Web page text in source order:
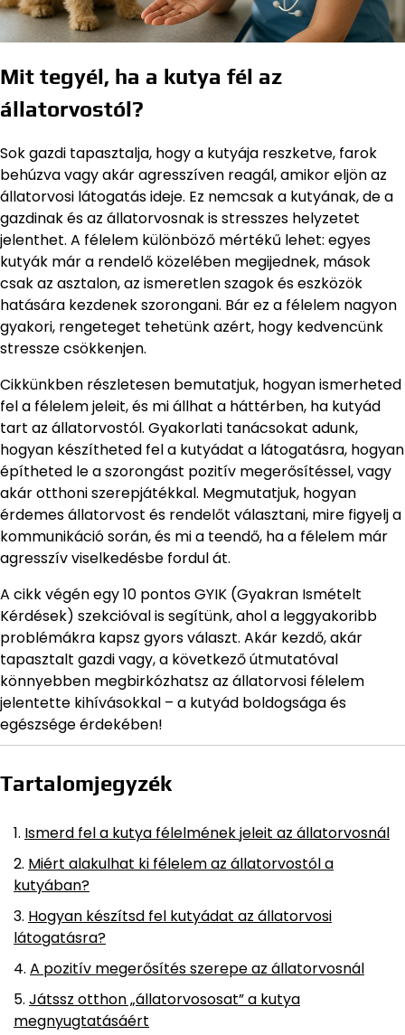
Mit tegyél, ha a kutya fél az
állatorvostól?
Sok gazdi tapasztalja, hogy a kutyája reszketve, farok
behúzva vagy akár agresszíven reagál, amikor eljön az
állatorvosi látogatás ideje. Ez nemcsak a kutyának, de a
gazdinak és az állatorvosnak is stresszes helyzetet
jelenthet. A félelem különböző mértékű lehet: egyes
kutyák már a rendelő közelében megijednek, mások
csak az asztalon, az ismeretlen szagok és eszközök
hatására kezdenek szorongani. Bár ez a félelem nagyon
gyakori, rengeteget tehetünk azért, hogy kedvencünk
stressze csökkenjen.
Cikkünkben részletesen bemutatjuk, hogyan ismerheted
fel a félelem jeleit, és mi állhat a háttérben, ha kutyád
tart az állatorvostól. Gyakorlati tanácsokat adunk,
hogyan készítheted fel a kutyádat a látogatásra, hogyan
építheted le a szorongást pozitív megerősítéssel, vagy
akár otthoni szerepjátékkal. Megmutatjuk, hogyan
érdemes állatorvost és rendelőt választani, mire figyelj a
kommunikáció során, és mi a teendő, ha a félelem már
agresszív viselkedésbe fordul át.
A cikk végén egy 10 pontos GYIK (Gyakran Ismételt
Kérdések) szekcióval is segítünk, ahol a leggyakoribb
problémákra kapsz gyors választ. Akár kezdő, akár
tapasztalt gazdi vagy, a következő útmutatóval
könnyebben megbirkózhatsz az állatorvosi félelem
jelentette kihívásokkal – a kutyád boldogsága és
egészsége érdekében!
Tartalomjegyzék
Ismerd fel a kutya félelmének jeleit az állatorvosnál
Miért alakulhat ki félelem az állatorvostól a
kutyában?
Hogyan készítsd fel kutyádat az állatorvosi
látogatásra?
A pozitív megerősítés szerepe az állatorvosnál
Játssz otthon „állatorvososat” a kutya
megnyugtatásáért